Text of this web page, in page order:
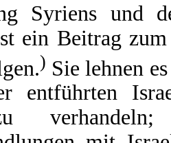
Syriens und
ein Beitrag
) Sie lehnen
entführten